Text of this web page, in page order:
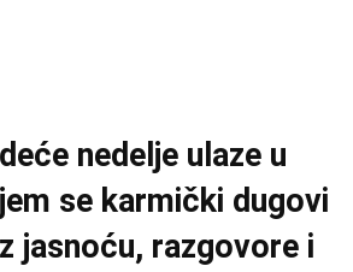
nedelje ulaze u
se karmički dugovi
jasnoću, razgovore i